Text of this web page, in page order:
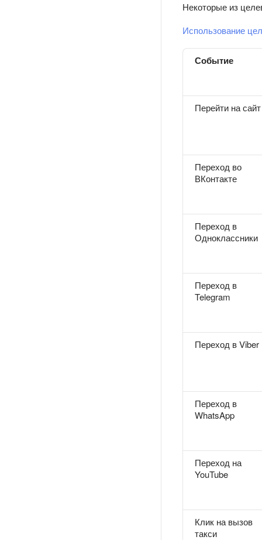
Некоторые из
Использование
Событие
Перейти на сайт
Переход во
ВКонтакте
Переход в
Одноклассники
Переход в
Telegram
Переход в Viber
Переход в
WhatsApp
Переход на
YouTube
Клик на вызов
такси